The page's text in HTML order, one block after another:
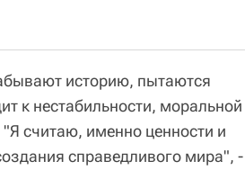
историю, пытаются
к нестабильности, моральной
"Я считаю, именно ценности и
справедливого мира", -